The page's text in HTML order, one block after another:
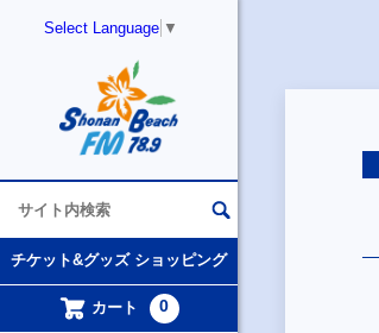
Select Language ▼
チケット&グッズ ショッピング
カート 0